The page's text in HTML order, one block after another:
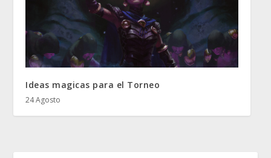
Ideas magicas para el Torneo
24 Agosto